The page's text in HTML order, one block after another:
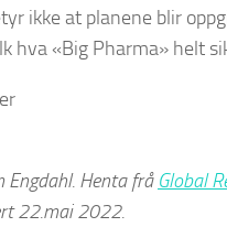
ikke at planene blir
hva «Big Pharma» helt
Engdahl. Henta frå Global
22.mai 2022.